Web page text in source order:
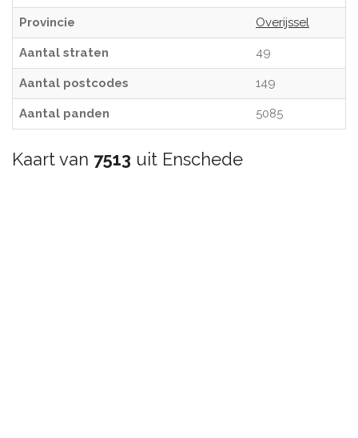
Provincie Overijssel
Aantal straten 49
Aantal postcodes 149
Aantal panden 5085
Kaart van 7513 uit Enschede